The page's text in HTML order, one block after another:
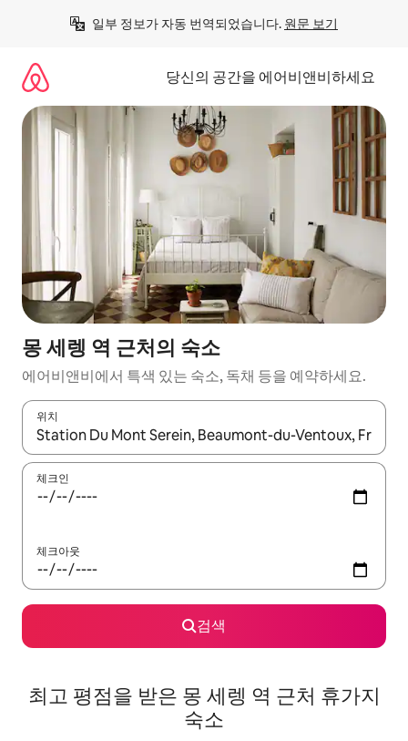
일부 정보가 자동 번역되었습니다. 원문 보기
당신의 공간을 에어비앤비하세요
몽 세렝 역 근처의 숙소
에어비앤비에서 특색 있는 숙소, 독채 등을 예약하세요.
위치
결과가 나오면 위·아래 화살표 키를 사용하거나 터치 또는 스와이
체크인
체크아웃
검색
최고 평점을 받은 몽 세렝 역 근처 휴가지
숙소